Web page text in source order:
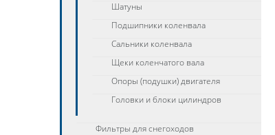
Шатуны
Подшипники коленвала
Сальники коленвала
Щеки коленчатого вала
Опоры (подушки) двигателя
Головки и блоки цилиндров
Фильтры для снегоходов